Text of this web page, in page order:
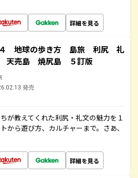
詳細を見る
地球の歩き方 島旅 利尻 礼
天売島 焼尻島 ５訂版
発売
が教えてくれた利尻・礼文の魅力を１
から遊び方、カルチャーまで。さあ、
詳細を見る